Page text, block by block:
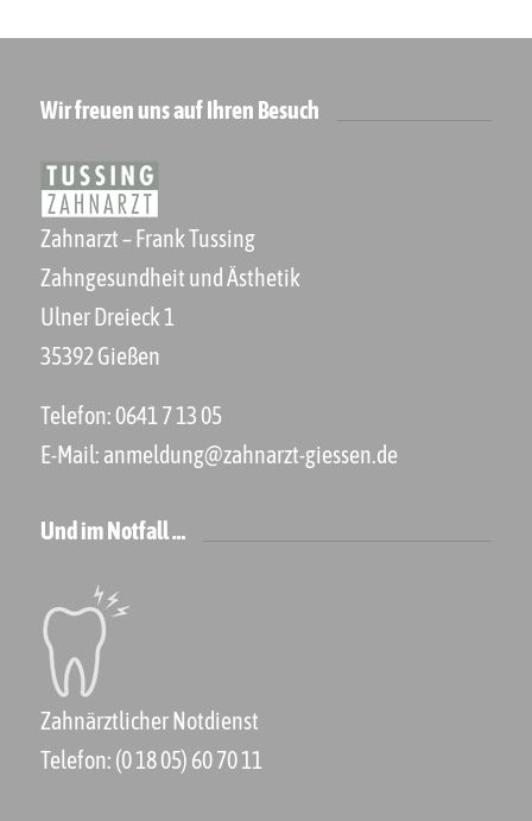
Wir freuen uns auf Ihren Besuch
Zahnarzt – Frank Tussing
Zahngesundheit und Ästhetik
Ulner Dreieck 1
35392 Gießen
Telefon: 0641 7 13 05
E-Mail: anmeldung@zahnarzt-giessen.de
Und im Notfall …
Zahnärztlicher Notdienst
Telefon: (0 18 05) 60 70 11